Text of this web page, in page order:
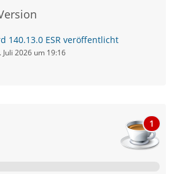
140.13.0 ESR veröffentlicht
Juli 2026 um 19:16
1